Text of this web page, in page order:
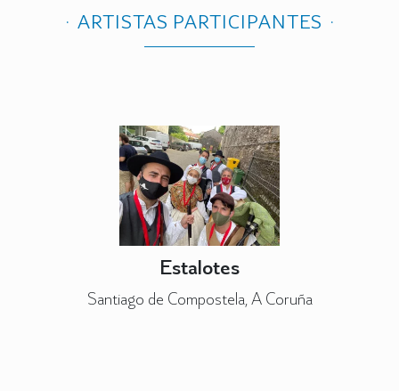
ARTISTAS PARTICIPANTES
Estalotes
Santiago de Compostela, A Coruña